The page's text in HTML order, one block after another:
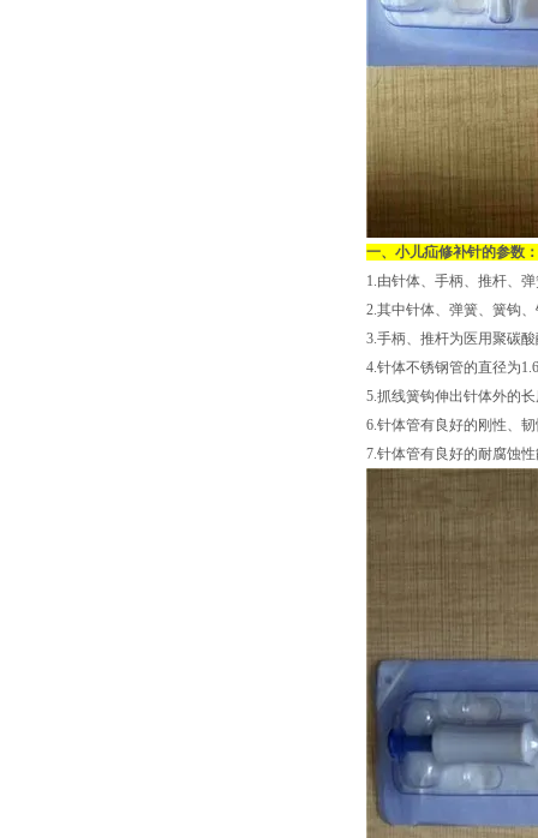
一、 小儿疝修补针的参数：
1.由针体、手柄、推杆、
2.其中针体、弹簧、簧钩
3.手柄、推杆为医用聚碳
4.针体不锈钢管的直径为
5.抓线簧钩伸出针体外的
6.针体管有良好的刚性、
7.针体管有良好的耐腐蚀